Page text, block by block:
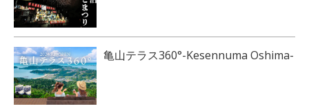
亀山テラス360°-Kesennuma Oshima-